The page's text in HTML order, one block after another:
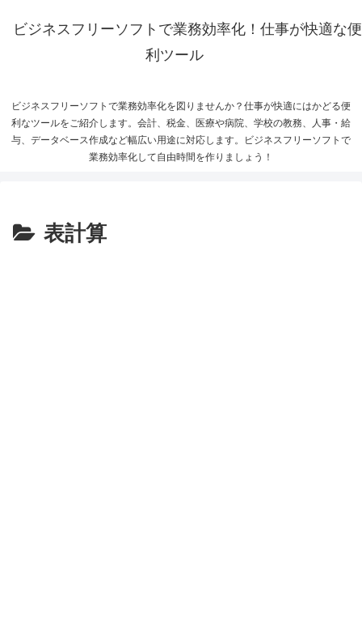
ビジネスフリーソフトで業務効率化！仕事が快適な便
利ツール
ビジネスフリーソフトで業務効率化を図りませんか？仕事が快適にはかどる便
利なツールをご紹介します。会計、税金、医療や病院、学校の教務、人事・給
与、データベース作成など幅広い用途に対応します。ビジネスフリーソフトで
業務効率化して自由時間を作りましょう！
表計算